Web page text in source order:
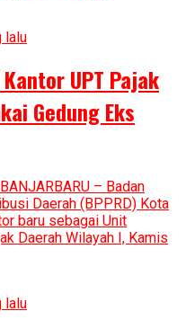
lalu
UPT Pajak
Gedung Eks
– Badan
Daerah (BPPRD) Kota
baru sebagai Unit
Daerah Wilayah I, Kamis
lalu